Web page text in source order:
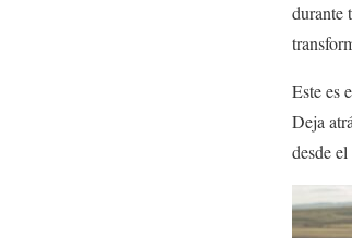
durante
Este es
Deja
desde